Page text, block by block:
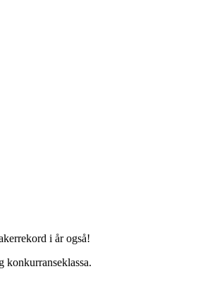
i år også!
konkurranseklassa.